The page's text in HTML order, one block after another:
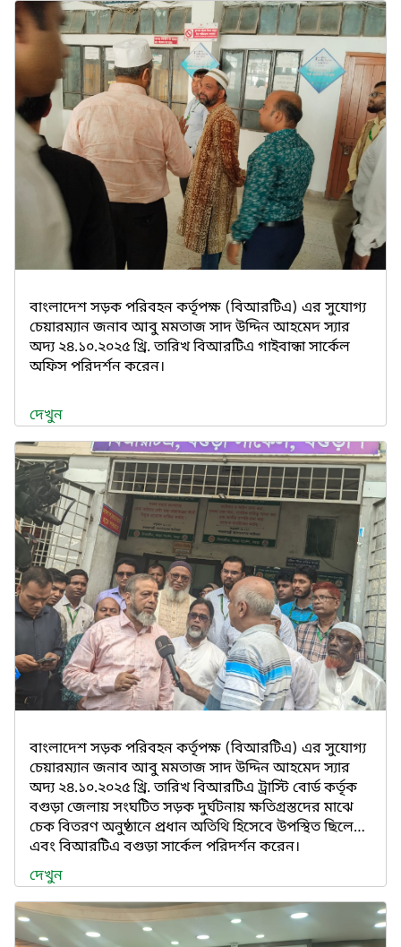
বাংলাদেশ সড়ক পরিবহন কর্তৃপক্ষ (বিআরটিএ) এর সুযোগ্য
চেয়ারম্যান জনাব আবু মমতাজ সাদ উদ্দিন আহমেদ স্যার
অদ্য ২৪.১০.২০২৫ খ্রি. তারিখ বিআরটিএ গাইবান্ধা সার্কেল
অফিস পরিদর্শন করেন।
দেখুন
বাংলাদেশ সড়ক পরিবহন কর্তৃপক্ষ (বিআরটিএ) এর সুযোগ্য
চেয়ারম্যান জনাব আবু মমতাজ সাদ উদ্দিন আহমেদ স্যার
অদ্য ২৪.১০.২০২৫ খ্রি. তারিখ বিআরটিএ ট্রাস্টি বোর্ড কর্তৃক
বগুড়া জেলায় সংঘটিত সড়ক দুর্ঘটনায় ক্ষতিগ্রস্তদের মাঝে
চেক বিতরণ অনুষ্ঠানে প্রধান অতিথি হিসেবে উপস্থিত ছিলেন
এবং বিআরটিএ বগুড়া সার্কেল পরিদর্শন করেন।
দেখুন